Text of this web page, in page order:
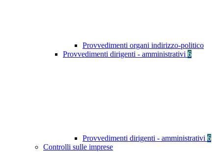
Provvedimenti organi indirizzo-politico
Provvedimenti dirigenti - amministrativi 6
Provvedimenti dirigenti - amministrativi 6
Controlli sulle imprese